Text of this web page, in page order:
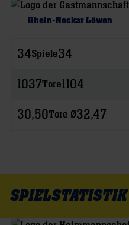
Rhein-Neckar Löwen
34Spiele34
1037Tore1104
30,50Tore Ø32,47
SPIELSTATISTIK